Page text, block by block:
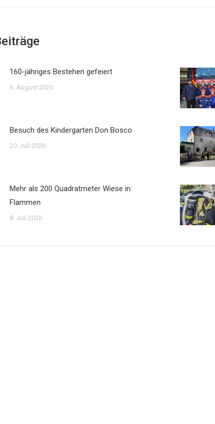
160-jähriges Bestehen gefeiert
6. August 2026
Besuch des Kindergarten Don Bosco
20. Juli 2026
Mehr als 200 Quadratmeter Wiese in
Flammen
8. Juli 2026